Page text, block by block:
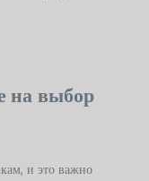
на выбор
и это важно